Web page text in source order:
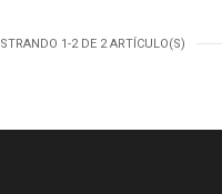
1-2 DE 2 ARTÍCULO(S)